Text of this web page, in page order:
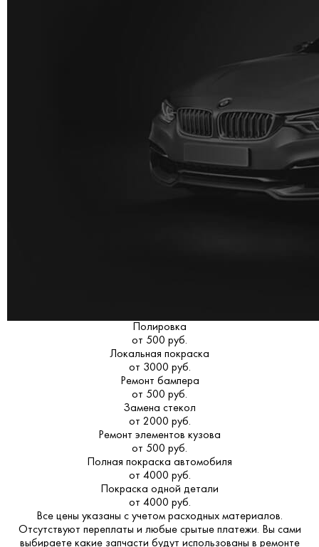
Полировка
от 500 руб.
Локальная покраска
от 3000 руб.
Ремонт бампера
от 500 руб.
Замена стекол
от 2000 руб.
Ремонт элементов кузова
от 500 руб.
Полная покраска автомобиля
от 4000 руб.
Покраска одной детали
от 4000 руб.
Все цены указаны с учетом расходных материалов.
Отсутствуют переплаты и любые срытые платежи. Вы сами
выбираете какие запчасти будут использованы в ремонте